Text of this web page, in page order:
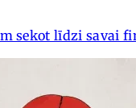
sekot līdzi savai